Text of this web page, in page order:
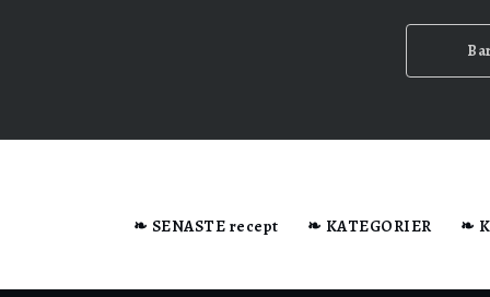
❧ SENASTE recept ❧ KATEGORIER ❧
när du besöker webbplatsen.